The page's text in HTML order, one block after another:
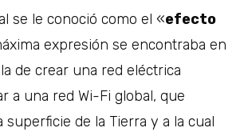
se le conoció como el «efecto
expresión se encontraba en
de crear una red eléctrica
a una red Wi-Fi global, que
superficie de la Tierra y a la cual